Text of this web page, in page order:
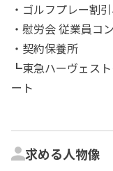
・ゴルフプレー割
・慰労会 従業員コ
・契約保養所
┗東急ハーヴェス
ート
求める人物像